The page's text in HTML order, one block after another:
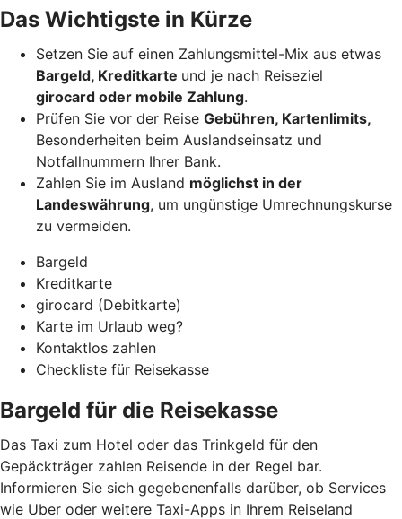
Das Wichtigste in Kürze
Setzen Sie auf einen Zahlungsmittel-Mix aus etwas
Bargeld, Kreditkarte und je nach Reiseziel
girocard oder mobile Zahlung.
Prüfen Sie vor der Reise Gebühren, Kartenlimits,
Besonderheiten beim Auslandseinsatz und
Notfallnummern Ihrer Bank.
Zahlen Sie im Ausland möglichst in der
Landeswährung, um ungünstige Umrechnungskurse
zu vermeiden.
Bargeld
Kreditkarte
girocard (Debitkarte)
Karte im Urlaub weg?
Kontaktlos zahlen
Checkliste für Reisekasse
Bargeld für die Reisekasse
Das Taxi zum Hotel oder das Trinkgeld für den
Gepäckträger zahlen Reisende in der Regel bar.
Informieren Sie sich gegebenenfalls darüber, ob Services
wie Uber oder weitere Taxi-Apps in Ihrem Reiseland